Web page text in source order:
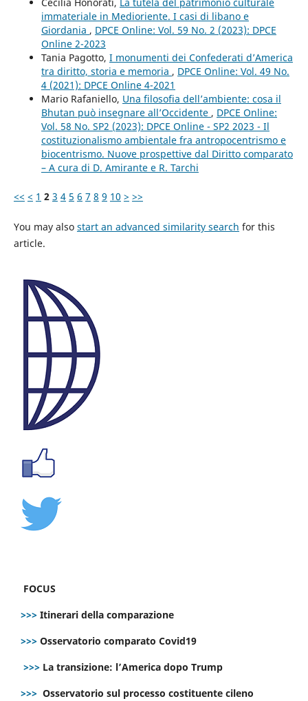
immateriale in Medioriente. I casi di libano e
Giordania , DPCE Online: Vol. 59 No. 2 (2023): DPCE
Online 2-2023
Tania Pagotto, I monumenti dei Confederati d’America
tra diritto, storia e memoria , DPCE Online: Vol. 49 No.
4 (2021): DPCE Online 4-2021
Mario Rafaniello, Una filosofia dell’ambiente: cosa il
Bhutan può insegnare all’Occidente , DPCE Online:
Vol. 58 No. SP2 (2023): DPCE Online - SP2 2023 - Il
costituzionalismo ambientale fra antropocentrismo e
biocentrismo. Nuove prospettive dal Diritto comparato
– A cura di D. Amirante e R. Tarchi
<< < 1 2 3 4 5 6 7 8 9 10 > >>
You may also start an advanced similarity search for this
article.
FOCUS
>>> Itinerari della comparazione
>>> Osservatorio comparato Covid19
>>> La transizione: l’America dopo Trump
>>> Osservatorio sul processo costituente cileno